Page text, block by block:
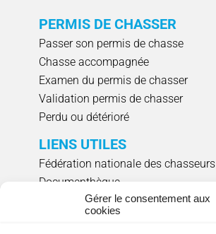
Gérer le consentement aux
cookies
PERMIS DE CHASSER
Passer son permis de chasse
Chasse accompagnée
Examen du permis de chasser
Validation permis de chasser
Perdu ou détérioré
LIENS UTILES
Fédération nationale des chasseurs
Documenthèque
Agenda évènements